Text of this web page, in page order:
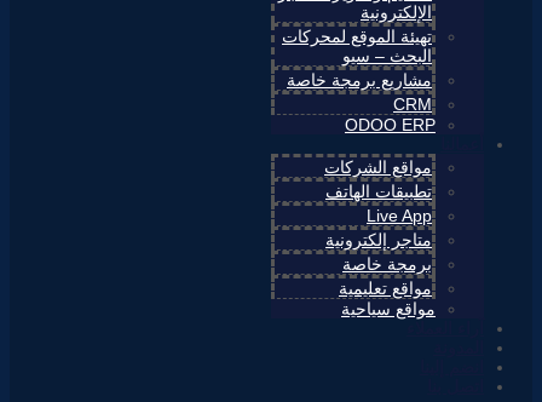
الإلكترونية
تهيئة الموقع لمحركات
البحث – سيو
مشاريع برمجة خاصة
CRM
ODOO ERP
مواقع الشركات
تطبيقات الهاتف
Live App
متاجر إلكترونية
برمجة خاصة
مواقع تعليمية
مواقع سياحية